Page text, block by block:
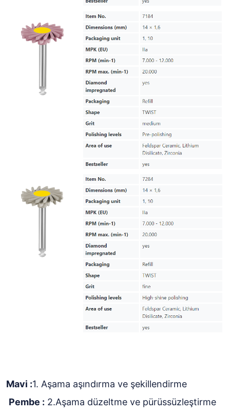
Mavi :1. Aşama aşındırma ve şekillendirme
Pembe : 2.Aşama düzeltme ve pürüssüzleştirme